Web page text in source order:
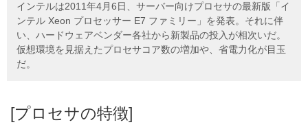
インテルは2011年4月6日、サーバー向けプロセサの最新版「イ
ンテル Xeon プロセッサー E7 ファミリー」を発表。それに伴
い、ハードウェアベンダー各社から新製品の投入が相次いだ。
仮想環境を見据えたプロセサコア数の増加や、省電力化が目玉
だ。
[プロセサの特徴]